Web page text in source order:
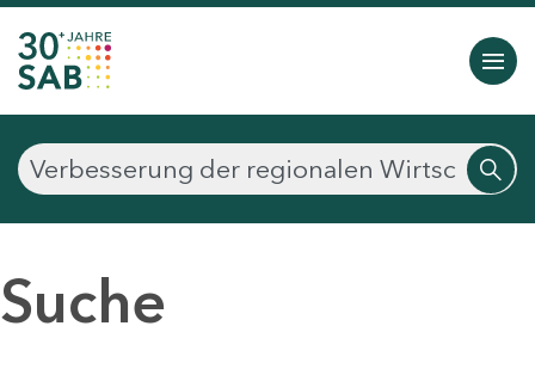
Suche